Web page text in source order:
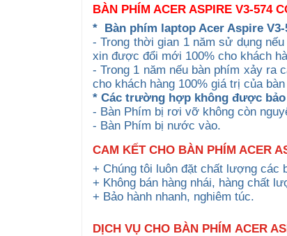
BÀN PHÍM ACER ASPIRE V3-574
* Bàn phím laptop Acer Aspire
- Trong thời gian 1 năm sử dụng
xin được đổi mới 100% cho khách
- Trong 1 năm nếu bàn phím xảy ra
cho khách hàng 100% giá trị của
* Các trường hợp không được bảo
- Bàn Phím bị rơi vỡ không còn
- Bàn Phím bị nước vào.
CAM KẾT CHO BÀN PHÍM ACER
+ Chúng tôi luôn đặt chất lượng các
+ Không bán hàng nhái, hàng chất
+ Bảo hành nhanh, nghiêm túc.
DỊCH VỤ CHO BÀN PHÍM ACER